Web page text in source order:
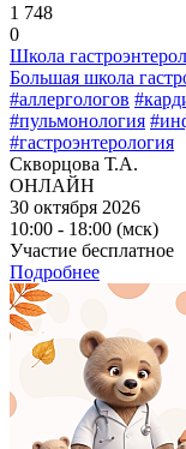
1 748
0
Школа
Большая школа
#аллергологов
#пульмонология
#гастроэнтерология
Скворцова Т.А.
ОНЛАЙН
30 октября 2026
10:00 - 18:00 (мск)
Участие бесплатное
Подробнее